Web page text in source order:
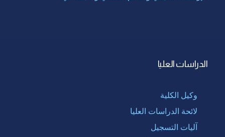
الدراسات العليا
وكيل الكلية
لائحة الدراسات العليا
آليات التسجيل